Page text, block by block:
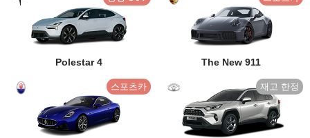
Polestar 4 The New 911
스포츠카